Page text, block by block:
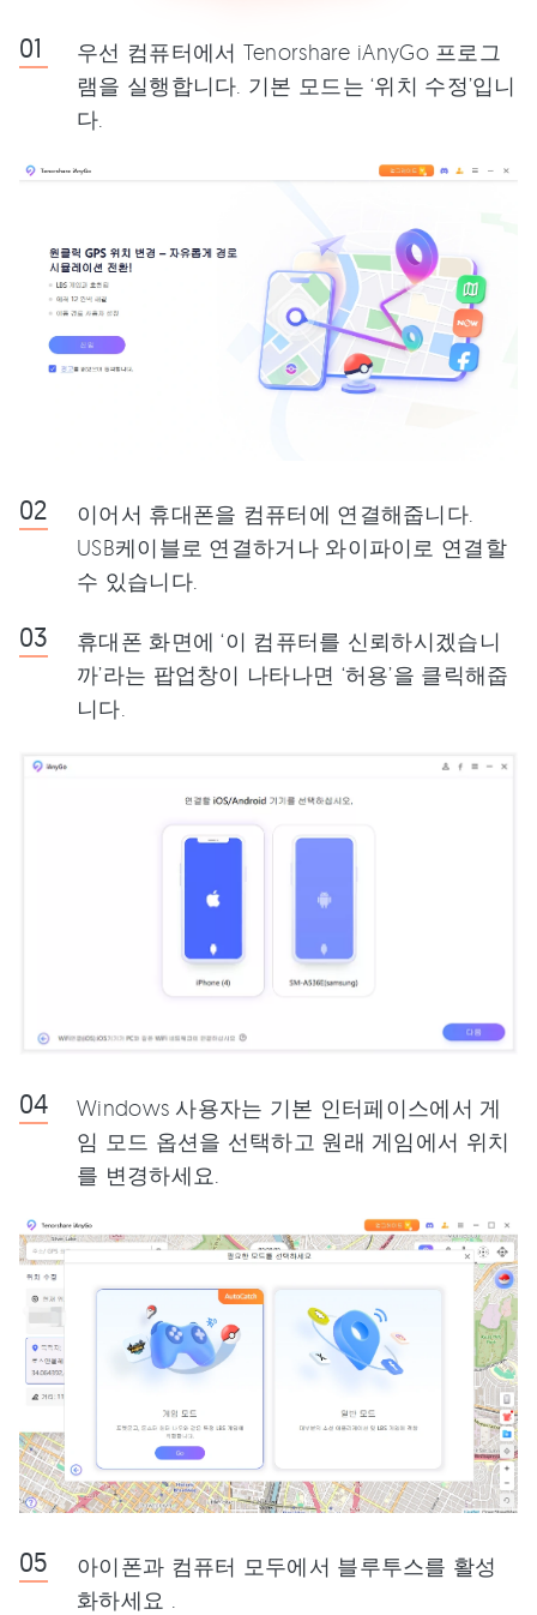
우선 컴퓨터에서 Tenorshare iAnyGo 프로그
램을 실행합니다. 기본 모드는 ‘위치 수정’입니
다.
이어서 휴대폰을 컴퓨터에 연결해줍니다.
USB케이블로 연결하거나 와이파이로 연결할
수 있습니다.
휴대폰 화면에 ‘이 컴퓨터를 신뢰하시겠습니
까’라는 팝업창이 나타나면 ‘허용’을 클릭해줍
니다.
Windows 사용자는 기본 인터페이스에서 게
임 모드 옵션을 선택하고 원래 게임에서 위치
를 변경하세요.
아이폰과 컴퓨터 모두에서 블루투스를 활성
화하세요 .